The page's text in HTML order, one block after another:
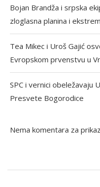
Bojan Brandža i srpska
zloglasna planina i
Tea Mikec i Uroš Gajić
Evropskom prvenstvu u
SPC i vernici obeležavaju
Presvete Bogorodice
Nema komentara za